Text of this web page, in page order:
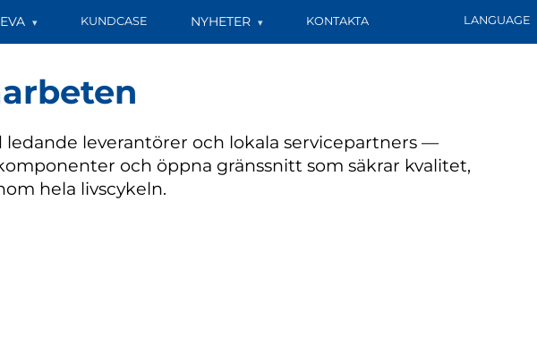
LANGUAGE
KUNDCASE NYHETER KONTAKTA
leverantörer och lokala servicepartners —
och öppna gränssnitt som säkrar kvalitet,
hela livscykeln.